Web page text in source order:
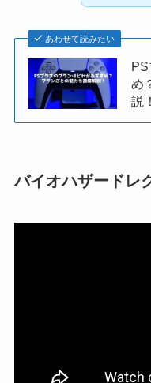
あわせて読みたい
め
説！
バイオハザードレ